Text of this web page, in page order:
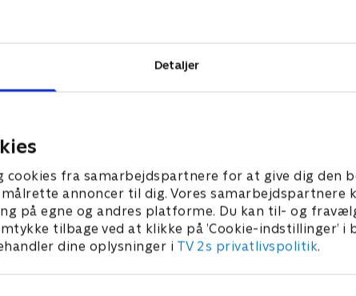
Detaljer
cookies fra samarbejdspartnere for at give dig den
annoncer til dig. Vores samarbejdspartnere
på egne og andres platforme. Du kan til- og
tilbage ved at klikke på ’Cookie-indstillinger’ i
dine oplysninger i TV 2s privatlivspolitik.
mælkekarton kan du lave
som du kan servere
pynt til juletræet? Her lærer